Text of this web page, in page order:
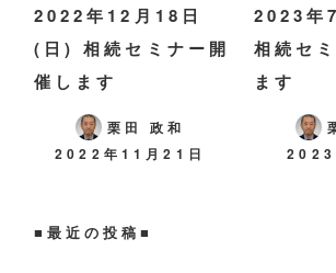
2022年12月18日
(日) 相続セミナー開
催します
栗田 政和
2022年11月21日
2023年
相続セ
ます
2023
■ 最近の投稿■